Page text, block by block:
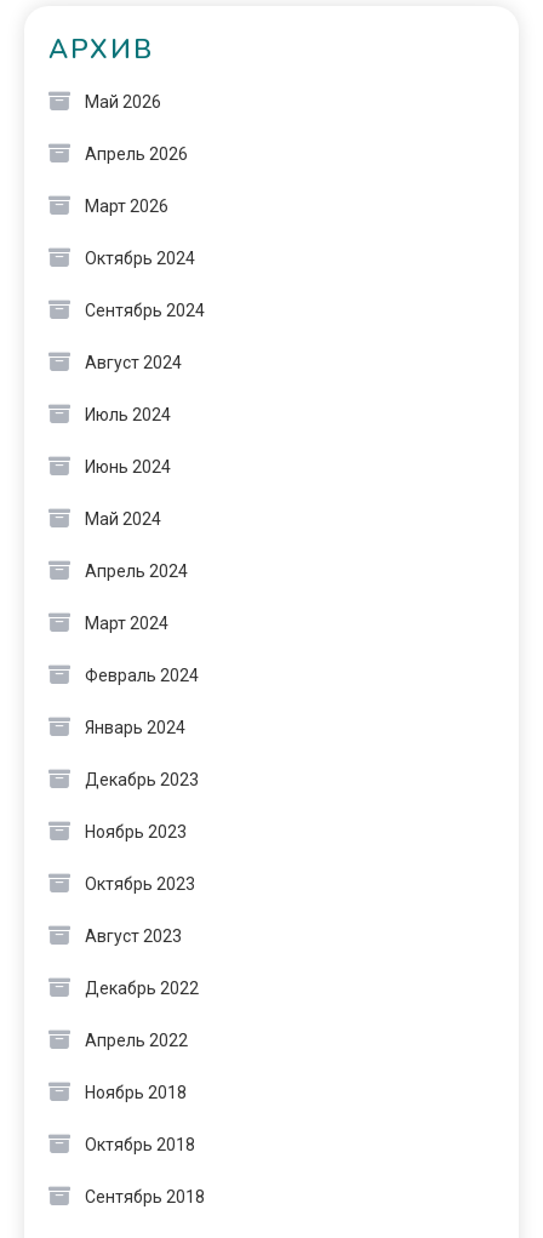
АРХИВ
Май 2026
Апрель 2026
Март 2026
Октябрь 2024
Сентябрь 2024
Август 2024
Июль 2024
Июнь 2024
Май 2024
Апрель 2024
Март 2024
Февраль 2024
Январь 2024
Декабрь 2023
Ноябрь 2023
Октябрь 2023
Август 2023
Декабрь 2022
Апрель 2022
Ноябрь 2018
Октябрь 2018
Сентябрь 2018